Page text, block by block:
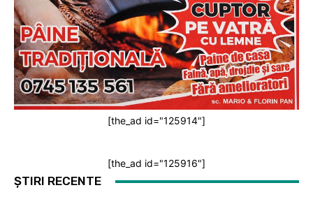
[the_ad id="125914"]
[the_ad id="125916"]
ȘTIRI RECENTE